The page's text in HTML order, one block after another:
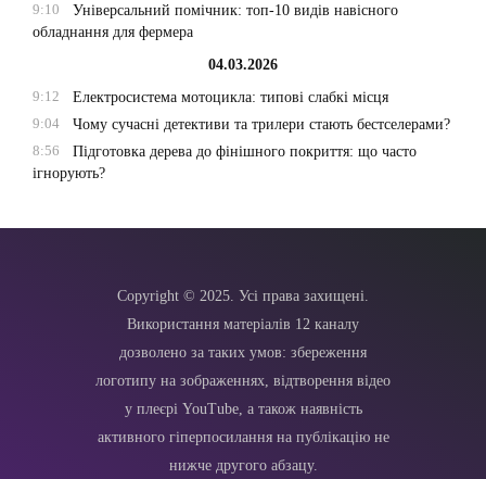
9:10
Універсальний помічник: топ-10 видів навісного
обладнання для фермера
04.03.2026
9:12
Електросистема мотоцикла: типові слабкі місця
9:04
Чому сучасні детективи та трилери стають бестселерами?
8:56
Підготовка дерева до фінішного покриття: що часто
ігнорують?
Copyright © 2025. Усі права захищені.
Використання матеріалів 12 каналу
дозволено за таких умов: збереження
логотипу на зображеннях, відтворення відео
у плеєрі YouTube, а також наявність
активного гіперпосилання на публікацію не
нижче другого абзацу.